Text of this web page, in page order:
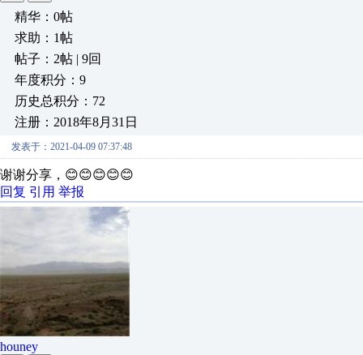
精华：0帖
求助：1帖
帖子：2帖 | 9回
年度积分：9
历史总积分：72
注册：2018年8月31日
发表于：2021-04-09 07:37:48
谢谢分享，😊😊😊😊😊
回复 引用 举报
houney